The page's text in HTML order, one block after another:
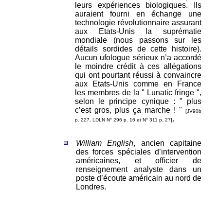
leurs expériences biologiques. Ils
auraient fourni en échange une
technologie révolutionnaire assurant
aux Etats-Unis la suprématie
mondiale (nous passons sur les
détails sordides de cette histoire).
Aucun ufologue sérieux n’a accordé
le moindre crédit à ces allégations
qui ont pourtant réussi à convaincre
aux Etats-Unis comme en France
les membres de la " Lunatic fringe ",
selon le principe cynique : " plus
c’est gros, plus ça marche ! "
[JV90b
p. 227, LDLN N° 296 p. 16 et N° 311 p. 27].
William English, ancien capitaine
des forces spéciales d’intervention
américaines, et officier de
renseignement analyste dans un
poste d’écoute américain au nord de
Londres.